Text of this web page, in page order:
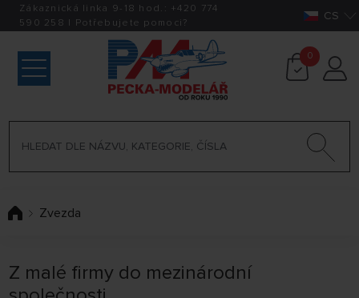
Zákaznická linka 9-18 hod.: +420 774
590 258 | Potřebujete pomoci? CS
0
Zvezda
Z malé firmy do mezinárodní